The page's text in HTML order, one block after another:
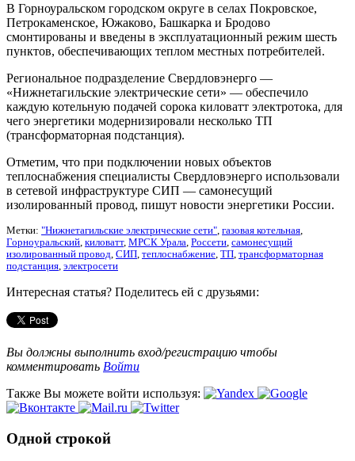
В Горноуральском городском округе в селах Покровское,
Петрокаменское, Южаково, Башкарка и Бродово
смонтированы и введены в эксплуатационный режим шесть
пунктов, обеспечивающих теплом местных потребителей.
Региональное подразделение Свердловэнерго —
«Нижнетагильские электрические сети» — обеспечило
каждую котельную подачей сорока киловатт электротока, для
чего энергетики модернизировали несколько ТП
(трансформаторная подстанция).
Отметим, что при подключении новых объектов
теплоснабжения специалисты Свердловэнерго использовали
в сетевой инфраструктуре СИП — самонесущий
изолированный провод, пишут новости энергетики России.
Метки: "Нижнетагильские электрические сети", газовая котельная,
Горноуральский, киловатт, МРСК Урала, Россети, самонесущий
изолированный провод, СИП, теплоснабжение, ТП, трансформаторная
подстанция, электросети
Интересная статья? Поделитесь ей с друзьями:
Вы должны выполнить вход/регистрацию чтобы
комментировать Войти
Также Вы можете войти используя:
Одной строкой